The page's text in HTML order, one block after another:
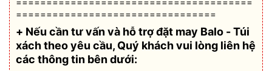
=================================
+ Nếu cần tư vấn và hỗ trợđặt may Balo - Túi
xách theo yêu cầu, Quý khách vui lòng liên hệ
các thông tin bên dưới: